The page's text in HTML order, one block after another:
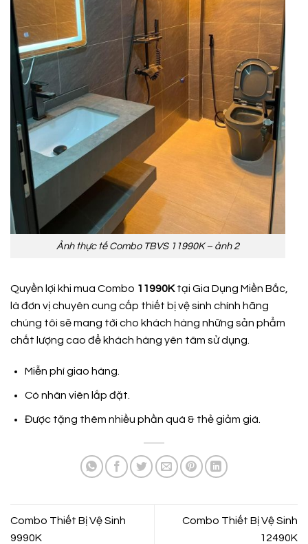
Ảnh thực tế Combo TBVS 11990K – ảnh 2
Quyền lợi khi mua Combo 11990Ktại Gia Dụng Miền Bắc,
là đơn vị chuyên cung cấp thiết bị vệ sinh chính hãng
chúng tôi sẽ mang tới cho khách hàng những sản phẩm
chất lượng cao để khách hàng yên tâm sử dụng.
Miễn phí giao hàng.
Có nhân viên lắp đặt.
Được tặng thêm nhiều phần quà & thẻ giảm giá.
Combo Thiết Bị Vệ Sinh
9990K
Combo Thiết Bị Vệ Sinh
12490K